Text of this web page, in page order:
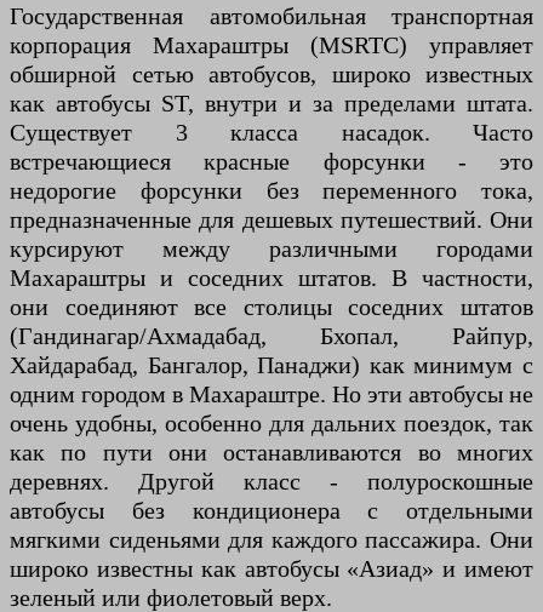
Государственная автомобильная транспортная
корпорация Махараштры (MSRTC) управляет
обширной сетью автобусов, широко известных
как автобусы ST, внутри и за пределами штата.
Существует 3 класса насадок. Часто
встречающиеся красные форсунки - это
недорогие форсунки без переменного тока,
предназначенные для дешевых путешествий. Они
курсируют между различными городами
Махараштры и соседних штатов. В частности,
они соединяют все столицы соседних штатов
(Гандинагар/Ахмадабад, Бхопал, Райпур,
Хайдарабад, Бангалор, Панаджи) как минимум с
одним городом в Махараштре. Но эти автобусы не
очень удобны, особенно для дальних поездок, так
как по пути они останавливаются во многих
деревнях. Другой класс - полуроскошные
автобусы без кондиционера с отдельными
мягкими сиденьями для каждого пассажира. Они
широко известны как автобусы «Азиад» и имеют
зеленый или фиолетовый верх.